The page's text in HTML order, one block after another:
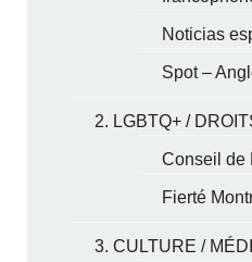
Noticias
Spot –
2. LGBTQ+ /
Conseil de
Fierté
3. CULTURE /